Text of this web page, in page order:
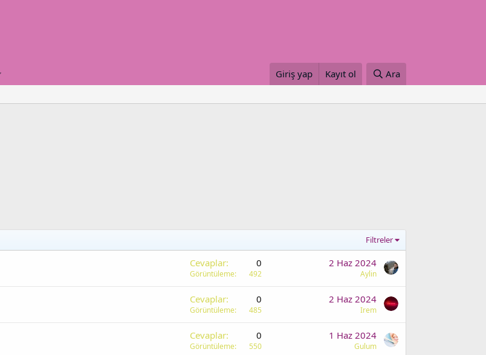
Giriş yap Kayıt ol Ara
Filtreler
Cevaplar 0
Görüntüleme 492
2 Haz 2024
Aylin
Cevaplar 0
Görüntüleme 485
2 Haz 2024
Irem
Cevaplar 0
Görüntüleme 550
1 Haz 2024
Gulum